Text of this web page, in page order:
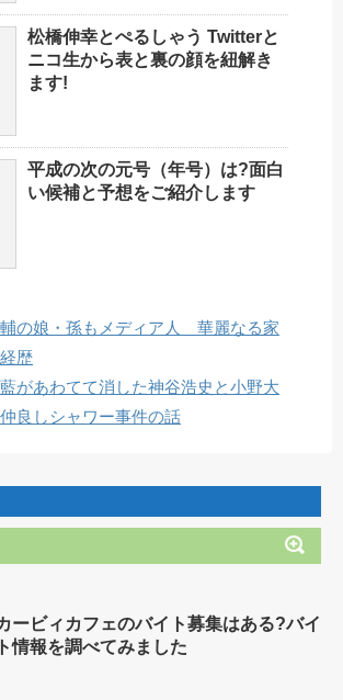
松橋伸幸とぺるしゃう Twitterと
ニコ生から表と裏の顔を紐解き
ます!
平成の次の元号（年号）は?面白
い候補と予想をご紹介します
の娘・孫もメディア人 華麗なる家
歴
があわてて消した神谷浩史と小野大
良しシャワー事件の話
ービィカフェのバイト募集はある?バイ
ト情報を調べてみました